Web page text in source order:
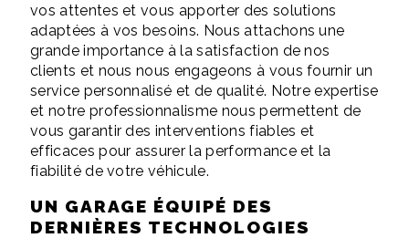
vos attentes et vous apporter des solutions
adaptées à vos besoins. Nous attachons une
grande importance à la satisfaction de nos
clients et nous nous engageons à vous fournir un
service personnalisé et de qualité. Notre expertise
et notre professionnalisme nous permettent de
vous garantir des interventions fiables et
efficaces pour assurer la performance et la
fiabilité de votre véhicule.
UN GARAGE ÉQUIPÉ DES
DERNIÈRES TECHNOLOGIES